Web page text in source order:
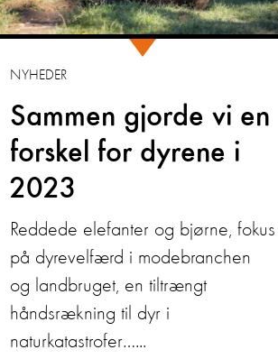
Sammen gjorde vi en
forskel for dyrene i
2023
NYHEDER
Reddede elefanter og bjørne, fokus
på dyrevelfærd i modebranchen
og landbruget, en tiltrængt
håndsrækning til dyr i
naturkatastrofer…...